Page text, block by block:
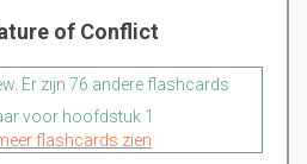
of Conflict
Er zijn 76 andere flashcards
voor hoofdstuk 1
flashcards zien